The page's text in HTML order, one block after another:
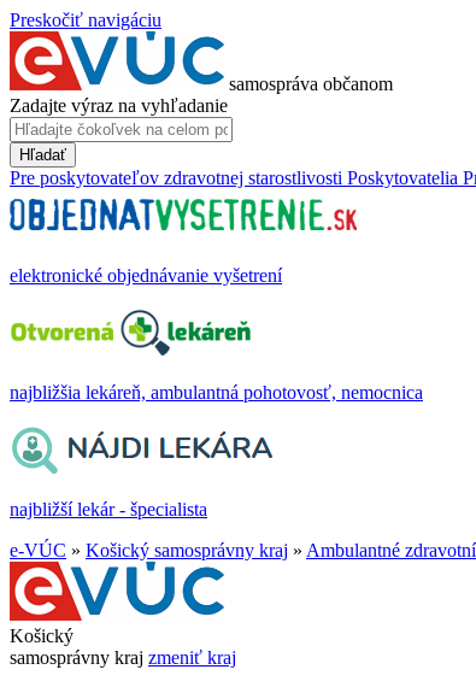
Preskočiť navigáciu
samospráva občanom
Zadajte výraz na vyhľadanie
Hľadať
Pre poskytovateľov zdravotnej starostlivosti Poskytovatelia
elektronické objednávanie vyšetrení
najbližšia lekáreň, ambulantná pohotovosť, nemocnica
najbližší lekár - špecialista
e-VÚC » Košický samosprávny kraj » Ambulantné
Košický
samosprávny kraj zmeniť kraj